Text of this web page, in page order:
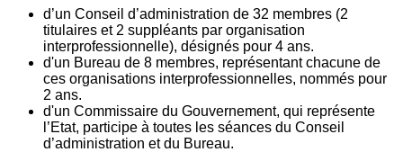
d’un Conseil d’administration de 32 membres (2
titulaires et 2 suppléants par organisation
interprofessionnelle), désignés pour 4 ans.
d'un Bureau de 8 membres, représentant chacune de
ces organisations interprofessionnelles, nommés pour
2 ans.
d'un Commissaire du Gouvernement, qui représente
l’Etat, participe à toutes les séances du Conseil
d’administration et du Bureau.